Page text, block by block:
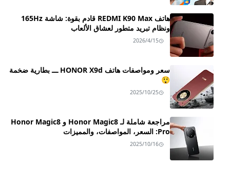
هاتف REDMI K90 Max قادم بقوة: شاشة 165Hz
ونظام تبريد متطور لعشاق الألعاب
2026/4/15
سعر ومواصفات هاتف HONOR X9d ـــ بطارية ضخمة
😲
2025/10/25
مراجعة شاملة لـ Honor Magic8 و Honor Magic8
Pro: السعر، المواصفات، والمميزات
2025/10/16